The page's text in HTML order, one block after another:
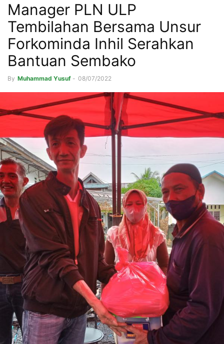
Manager PLN ULP
Tembilahan Bersama Unsur
Forkominda Inhil Serahkan
Bantuan Sembako
By Muhammad Yusuf - 08/07/2022